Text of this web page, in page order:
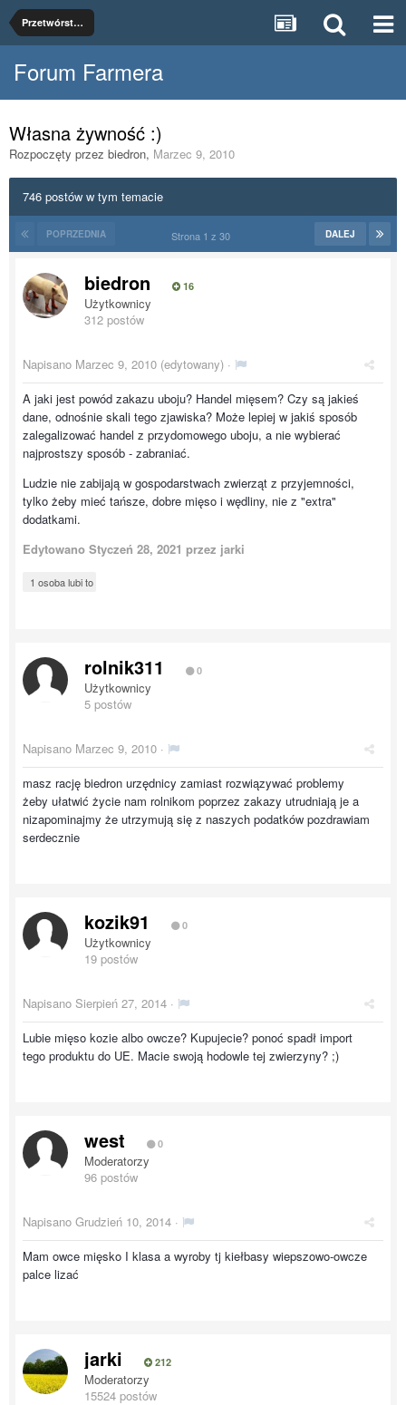
Przetwórstwo rolnospożywcze
Forum Farmera
Własna żywność :)
Rozpoczęty przez biedron, Marzec 9, 2010
746 postów w tym temacie
POPRZEDNIA DALEJ
Strona 1 z 30
biedron 16
Użytkownicy
312 postów
Napisano Marzec 9, 2010 (edytowany) ·
A jaki jest powód zakazu uboju? Handel mięsem? Czy są jakieś
dane, odnośnie skali tego zjawiska? Może lepiej w jakiś sposób
zalegalizować handel z przydomowego uboju, a nie wybierać
najprostszy sposób - zabraniać.
Ludzie nie zabijają w gospodarstwach zwierząt z przyjemności,
tylko żeby mieć tańsze, dobre mięso i wędliny, nie z "extra"
dodatkami.
Edytowano Styczeń 28, 2021 przez jarki
1 osoba lubi to
rolnik311 0
Użytkownicy
5 postów
Napisano Marzec 9, 2010 ·
masz rację biedron urzędnicy zamiast rozwiązywać problemy
żeby ułatwić życie nam rolnikom poprzez zakazy utrudniają je a
nizapominajmy że utrzymują się z naszych podatków pozdrawiam
serdecznie
kozik91 0
Użytkownicy
19 postów
Napisano Sierpień 27, 2014 ·
Lubie mięso kozie albo owcze? Kupujecie? ponoć spadł import
tego produktu do UE. Macie swoją hodowle tej zwierzyny? ;)
west 0
Moderatorzy
96 postów
Napisano Grudzień 10, 2014 ·
Mam owce mięsko I klasa a wyroby tj kiełbasy wiepszowo-owcze
palce lizać
jarki 212
Moderatorzy
15524 postów